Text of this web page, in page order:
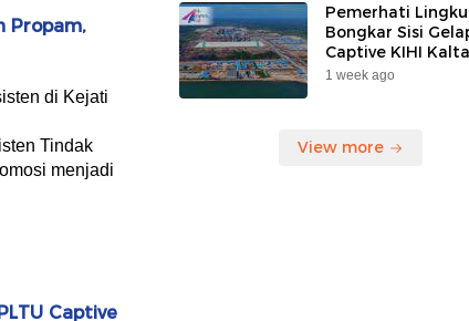
Propam,
di Kejati
Tindak
menjadi
Captive
Pemerhati
Bongkar Sisi
Captive KIHI
“Industri Hijau
1 week ago
View more